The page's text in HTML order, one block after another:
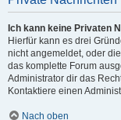
Ich kann keine Privaten
Hierfür kann es drei
nicht angemeldet, oder
das komplette Forum
Administrator dir das
Kontaktiere einen
Nach oben